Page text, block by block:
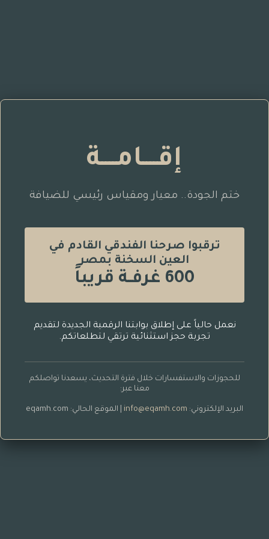
إقــــامــــة
ختم الجودة.. معيار ومقياس رئيسي للضيافة
ترقبوا صرحنا الفندقي القادم في
العين السخنة بمصر
600 غرفــة قريباً
نعمل حالياً على إطلاق بوابتنا الرقمية الجديدة لتقديم
تجربة حجز استثنائية ترتقي لتطلعاتكم.
للحجوزات والاستفسارات خلال فترة التحديث، يسعدنا تواصلكم
معنا عبر:
البريد الإلكتروني: info@eqamh.com | الموقع الحالي: eqamh.com